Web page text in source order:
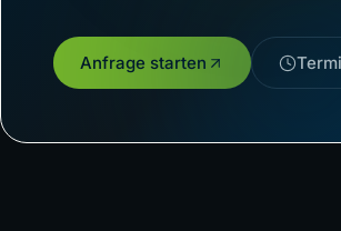
Anfrage starten